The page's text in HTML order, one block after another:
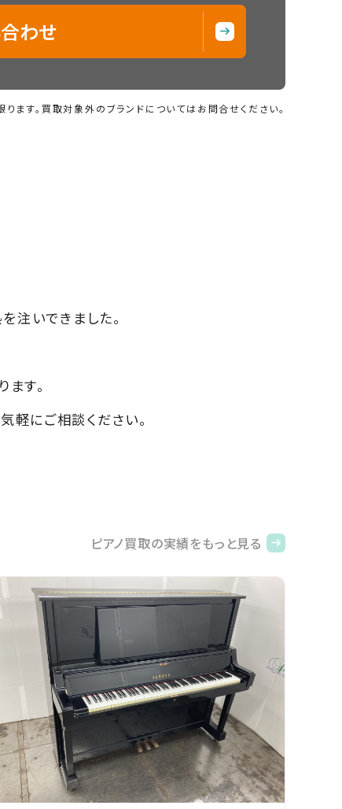
わせ
ます。買取対象外のブランドについてはお問合せください。
注いできました。
す。
軽にご相談ください。
ピアノ買取の実績をもっと見る